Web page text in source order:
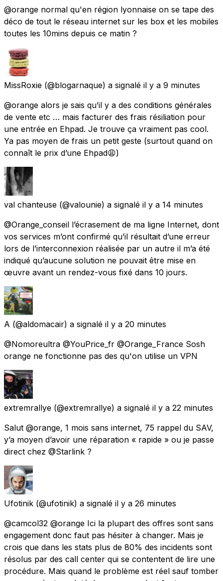
@orange normal qu'en région lyonnaise on se tape des
déco de tout le réseau internet sur les box et les mobiles
toutes les 10mins depuis ce matin ?
MissRoxie (@blogarnaque) a signalé il y a 9 minutes
@orange alors je sais qu’il y a des conditions générales
de vente etc … mais facturer des frais résiliation pour
une entrée en Ehpad. Je trouve ça vraiment pas cool.
Ya pas moyen de frais un petit geste (surtout quand on
connaît le prix d’une Ehpad😩)
val chanteuse (@valounie) a signalé il y a 14 minutes
@Orange_conseil l’écrasement de ma ligne Internet, dont
vos services m’ont confirmé qu’il résultait d’une erreur
lors de l’interconnexion réalisée par un autre il m’a été
indiqué qu’aucune solution ne pouvait être mise en
œuvre avant un rendez-vous fixé dans 10 jours.
A (@aldomacair) a signalé il y a 20 minutes
@Nomoreultra @YouPrice_fr @Orange_France Sosh
orange ne fonctionne pas des qu'on utilise un VPN
extremrallye (@extremrallye) a signalé il y a 22 minutes
Salut @orange, 1 mois sans internet, 75 rappel du SAV,
y’a moyen d’avoir une réparation « rapide » ou je passe
direct chez @Starlink ?
Ufotinik (@ufotinik) a signalé il y a 26 minutes
@camcol32 @orange Ici la plupart des offres sont sans
engagement donc faut pas hésiter à changer. Mais je
crois que dans les stats plus de 80% des incidents sont
résolus par des call center qui se contentent de lire une
procédure. Mais quand le problème est réel sauf tomber